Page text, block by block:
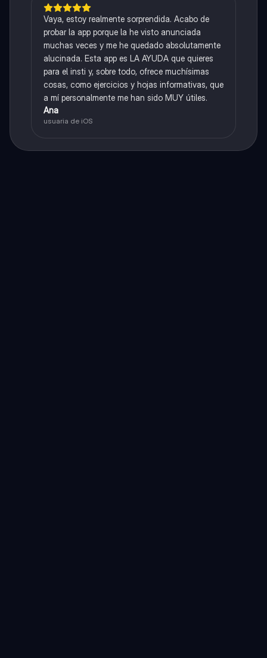
Vaya, estoy realmente sorprendida. Acabo de
probar la app porque la he visto anunciada
muchas veces y me he quedado absolutamente
alucinada. Esta app es LA AYUDA que quieres
para el insti y, sobre todo, ofrece muchísimas
cosas, como ejercicios y hojas informativas, que
a mí personalmente me han sido MUY útiles.
Ana
usuaria de iOS